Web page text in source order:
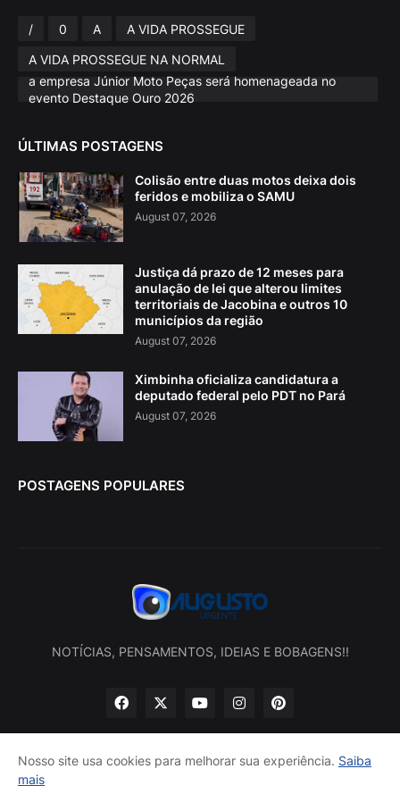
/ 0 A
A VIDA PROSSEGUE
A VIDA PROSSEGUE NA NORMAL
a empresa Júnior Moto Peças será homenageada no
evento Destaque Ouro 2026
ÚLTIMAS POSTAGENS
Colisão entre duas motos deixa dois
feridos e mobiliza o SAMU
August 07, 2026
Justiça dá prazo de 12 meses para
anulação de lei que alterou limites
territoriais de Jacobina e outros 10
municípios da região
August 07, 2026
Ximbinha oficializa candidatura a
deputado federal pelo PDT no Pará
August 07, 2026
POSTAGENS POPULARES
NOTÍCIAS, PENSAMENTOS, IDEIAS E BOBAGENS!!
Início
Nosso site usa cookies para melhorar sua experiência. Saiba
mais